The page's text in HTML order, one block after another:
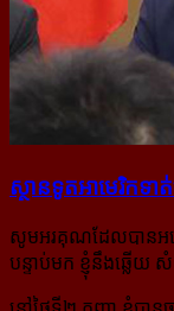
ស្ថានទូត​អាមេរិក​ទា
សូមអរគុណដែលបានអញ្ជ
បន្ទាប់មក ខ្ញុំនឹងឆ្លើយ